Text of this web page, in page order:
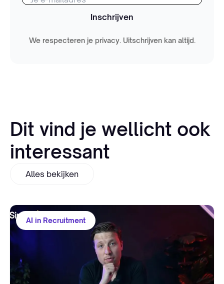
Inschrijven
We respecteren je privacy. Uitschrijven kan altijd.
Dit vind je wellicht ook
interessant
Alles bekijken
AI in Recruitment